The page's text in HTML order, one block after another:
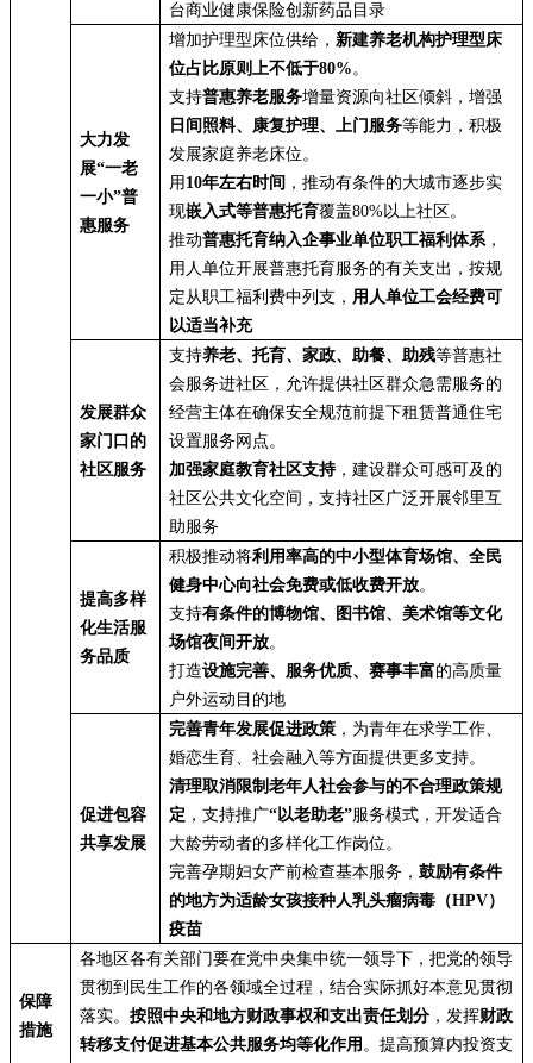
台商业健康保险创新药品目录
大力发
展“一老
一小”普
惠服务
增加护理型床位供给，新建养老机构护理型床
位占比原则上不低于80%。
支持普惠养老服务增量资源向社区倾斜，增强
日间照料、康复护理、上门服务等能力，积极
发展家庭养老床位。
用 10年左右时间 ，推动有条件的大城市逐步实
现嵌入式等普惠托育覆盖80%以上社区。
推动普惠托育纳入企事业单位职工福利体系，
用人单位开展普惠托育服务的有关支出，按规
定从职工福利费中列支， 用人单位工会经费可
以适当补充
发展群众
家门口的
社区服务
支持养老、托育、家政、助餐、助残等普惠社
会服务进社区，允许提供社区群众急需服务的
经营主体在确保安全规范前提下租赁普通住宅
设置服务网点。
加强家庭教育社区支持，建设群众可感可及的
社区公共文化空间，支持社区广泛开展邻里互
助服务
提高多样
化生活服
务品质
积极推动将利用率高的中小型体育场馆、全民
健身中心向社会免费或低收费开放。
支持有条件的博物馆、图书馆、美术馆等文化
场馆夜间开放。
打造设施完善、服务优质、赛事丰富的高质量
户外运动目的地
促进包容
共享发展
完善青年发展促进政策 ，为青年在求学工作、
婚恋生育、社会融入等方面提供更多支持。
清理取消限制老年人社会参与的不合理政策规
定 ，支持推广“以老助老”服务模式，开发适合
大龄劳动者的多样化工作岗位。
完善孕期妇女产前检查基本服务，鼓励有条件
的地方为适龄女孩接种人乳头瘤病毒（HPV）
疫苗
保障
措施
各地区各有关部门要在党中央集中统一领导下，把党的领导
贯彻到民生工作的各领域全过程，结合实际抓好本意见贯彻
落实。按照中央和地方财政事权和支出责任划分 ，发挥财政
转移支付促进基本公共服务均等化作用 。提高预算内投资支